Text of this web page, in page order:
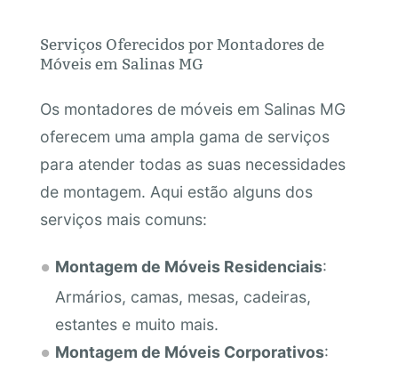
Serviços Oferecidos por Montadores de
Móveis em Salinas MG
Os montadores de móveis em Salinas MG
oferecem uma ampla gama de serviços
para atender todas as suas necessidades
de montagem. Aqui estão alguns dos
serviços mais comuns:
Montagem de Móveis Residenciais:
Armários, camas, mesas, cadeiras,
estantes e muito mais.
Montagem de Móveis Corporativos: